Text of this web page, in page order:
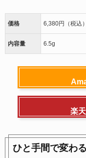
価格 6,380円（税込）
内容量 6.5g
楽
ひと手間で変わ